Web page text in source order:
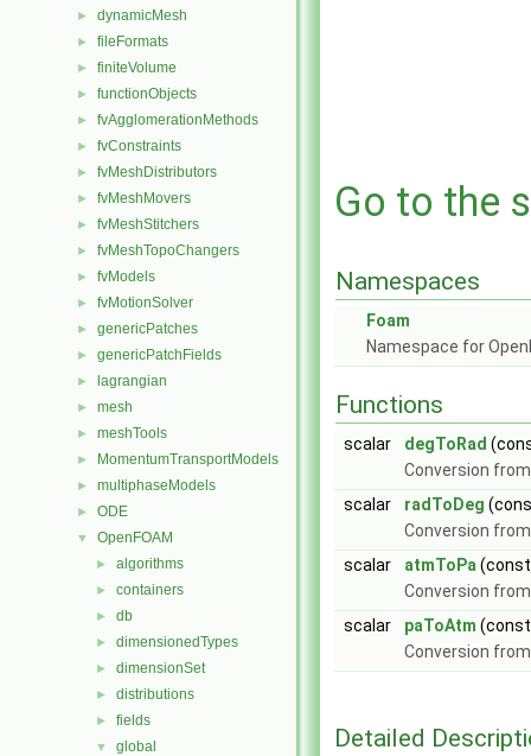
► dynamicMesh
► fileFormats
► finiteVolume
► functionObjects
► fvAgglomerationMethods
► fvConstraints
► fvMeshDistributors
► fvMeshMovers
► fvMeshStitchers
► fvMeshTopoChangers
► fvModels
► fvMotionSolver
► genericPatches
► genericPatchFields
► lagrangian
► mesh
► meshTools
► MomentumTransportModels
► multiphaseModels
► ODE
▼ OpenFOAM
► algorithms
► containers
► db
► dimensionedTypes
► dimensionSet
► distributions
► fields
▼ global
Go to the
Namespaces
Foam
Namespace for
Functions
scalar degToRad
Conversion
scalar
radToDeg
Conversion
scalar
atmToPa
Conversion
scalar
paToAtm
Conversion
Detailed